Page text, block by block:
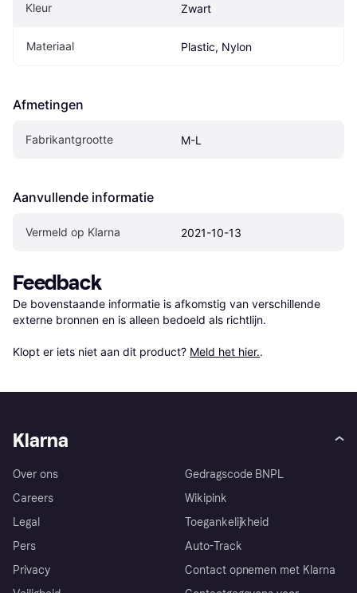
Kleur Zwart
Materiaal Plastic, Nylon
Afmetingen
Fabrikantgrootte M-L
Aanvullende informatie
Vermeld op Klarna 2021-10-13
Feedback
De bovenstaande informatie is afkomstig van verschillende
externe bronnen en is alleen bedoeld als richtlijn.
Klopt er iets niet aan dit product? Meld het hier..
Klarna
Over ons
Careers
Legal
Pers
Privacy
Gedragscode BNPL
Wikipink
Toegankelijkheid
Auto-Track
Contact opnemen met Klarna